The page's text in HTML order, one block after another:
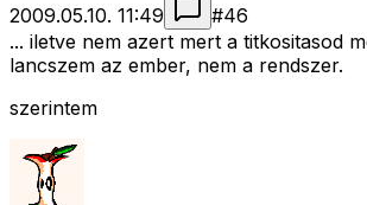
2009.05.10. 11:49 #46
... iletve nem azert mert a titkositasod
lancszem az ember, nem a rendszer.
szerintem